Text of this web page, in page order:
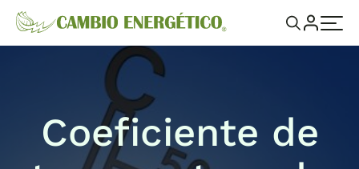
Coeficiente de